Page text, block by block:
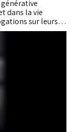
dans la vie
sur leurs
suggèrent